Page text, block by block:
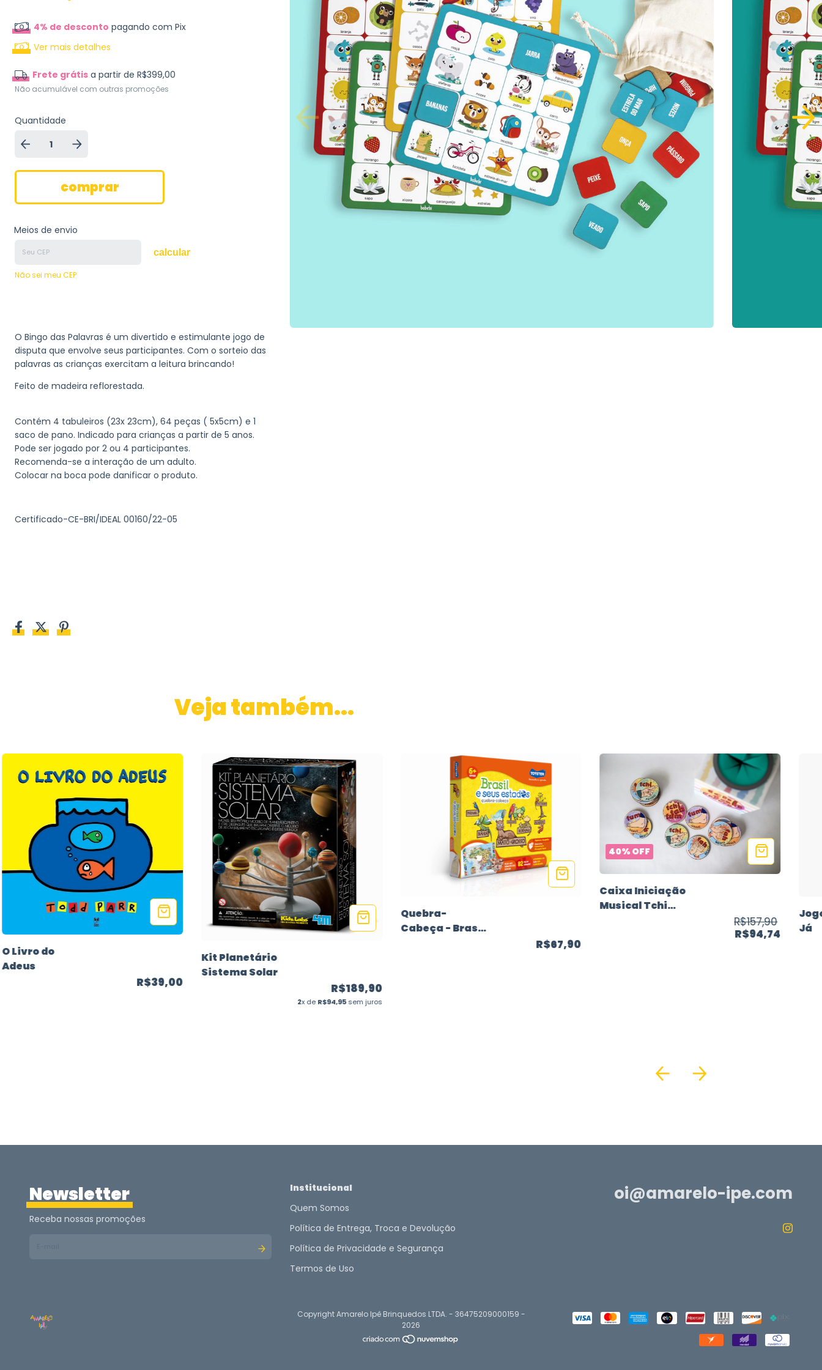
4% de desconto pagando com Pix
Ver mais detalhes
Frete grátis a partir de R$399,00
Não acumulável com outras promoções
Quantidade
Meios de envio
calcular
Não sei meu CEP
O Bingo das Palavras é um divertido e estimulante jogo de
disputa que envolve seus participantes. Com o sorteio das
palavras as crianças exercitam a leitura brincando!
Feito de madeira reflorestada.
Contém 4 tabuleiros (23x 23cm), 64 peças ( 5x5cm) e 1
saco de pano. Indicado para crianças a partir de 5 anos.
Pode ser jogado por 2 ou 4 participantes.
Recomenda-se a interação de um adulto.
Colocar na boca pode danificar o produto.
Certificado-CE-BRI/IDEAL 00160/22-05
Veja também...
O Livro do
Adeus
R$39,00
Kit Planetário
Sistema Solar
R$189,90
2x deR$94,95sem juros
Quebra-
Cabeça - Brasil
R$67,90
40%OFF
Caixa Iniciação
Musical Tchi
R$157,90
R$94,74
Já
Newsletter
Receba nossas promoções
Institucional
Quem Somos
Política de Entrega, Troca e Devolução
Política de Privacidade e Segurança
Termos de Uso
oi@amarelo-ipe.com
Copyright Amarelo Ipê Brinquedos LTDA. - 36475209000159 -
2026